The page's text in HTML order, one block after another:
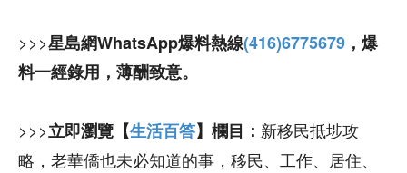
>>>星島網WhatsApp爆料熱線(416)6775679 ，爆
料一經錄用，薄酬致意。
>>>立即瀏覽【生活百答】欄目： 新移民抵埗攻
略，老華僑也未必知道的事，移民、工作、居住、